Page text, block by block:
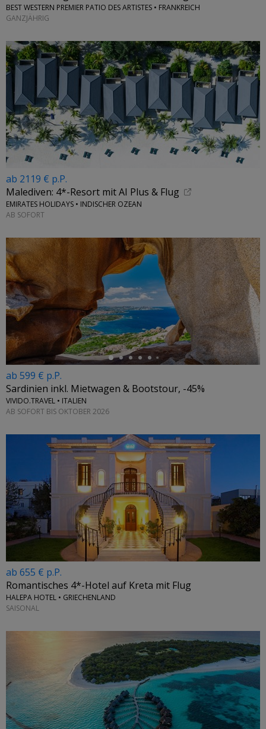
BEST WESTERN PREMIER PATIO DES ARTISTES • FRANKREICH
GANZJÄHRIG
ab 2119 € p.P.
Malediven: 4*-Resort mit AI Plus & Flug
EMIRATES HOLIDAYS • INDISCHER OZEAN
AB SOFORT
←
ab 599 € p.P.
Sardinien inkl. Mietwagen & Bootstour, -45%
VIVIDO.TRAVEL • ITALIEN
AB SOFORT BIS OKTOBER 2026
ab 655 € p.P.
Romantisches 4*-Hotel auf Kreta mit Flug
HALEPA HOTEL • GRIECHENLAND
SAISONAL